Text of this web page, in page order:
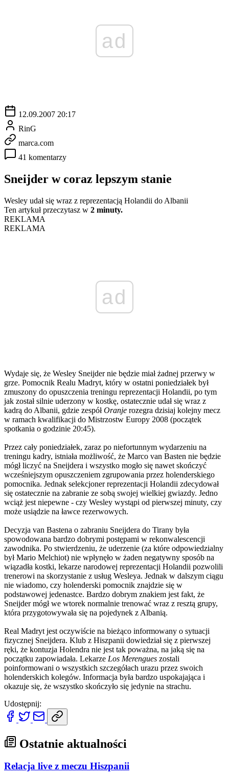
ad
12.09.2007 20:17
RinG
marca.com
41 komentarzy
Sneijder w coraz lepszym stanie
Wesley udał się wraz z reprezentacją Holandii do Albanii
Ten artykuł przeczytasz w 2 minuty.
REKLAMA
REKLAMA
ad
Wydaje się, że Wesley Sneijder nie będzie miał żadnej przerwy w
grze. Pomocnik Realu Madryt, który w ostatni poniedziałek był
zmuszony do opuszczenia treningu reprezentacji Holandii, po tym
jak został silnie uderzony w kostkę, ostatecznie udał się wraz z
kadrą do Albanii, gdzie zespółOranje rozegra dzisiaj kolejny mecz
w ramach kwalifikacji do Mistrzostw Europy 2008 (początek
spotkania o godzinie 20:45).
Przez cały poniedziałek, zaraz po niefortunnym wydarzeniu na
treningu kadry, istniała możliwość, że Marco van Basten nie będzie
mógł liczyć na Sneijdera i wszystko mogło się nawet skończyć
wcześniejszym opuszczeniem zgrupowania przez holenderskiego
pomocnika. Jednak selekcjoner reprezentacji Holandii zdecydował
się ostatecznie na zabranie ze sobą swojej wielkiej gwiazdy. Jedno
wciąż jest niepewne - czy Wesley wystąpi od pierwszej minuty, czy
może usiądzie na ławce rezerwowych.
Decyzja van Bastena o zabraniu Sneijdera do Tirany była
spowodowana bardzo dobrymi postępami w rekonwalescencji
zawodnika. Po stwierdzeniu, że uderzenie (za które odpowiedzialny
był Mario Melchiot) nie wpłynęło w żaden negatywny sposób na
wiązadła kostki, lekarze narodowej reprezentacji Holandii pozwolili
trenerowi na skorzystanie z usług Wesleya. Jednak w dalszym ciągu
nie wiadomo, czy holenderski pomocnik znajdzie się w
podstawowej jedenastce. Bardzo dobrym znakiem jest fakt, że
Sneijder mógł we wtorek normalnie trenować wraz z resztą grupy,
która przygotowywała się na pojedynek z Albanią.
Real Madryt jest oczywiście na bieżąco informowany o sytuacji
fizycznej Sneijdera. Klub z Hiszpanii dowiedział się z pierwszej
ręki, że kontuzja Holendra nie jest tak poważna, na jaką się na
początku zapowiadała. Lekarze Los Merengues zostali
poinformowani o wszystkich szczegółach urazu przez swoich
holenderskich kolegów. Informacja była bardzo uspokajająca i
okazuje się, że wszystko skończyło się jedynie na strachu.
Udostępnij:
Ostatnie aktualności
Relacja live z meczu Hiszpanii